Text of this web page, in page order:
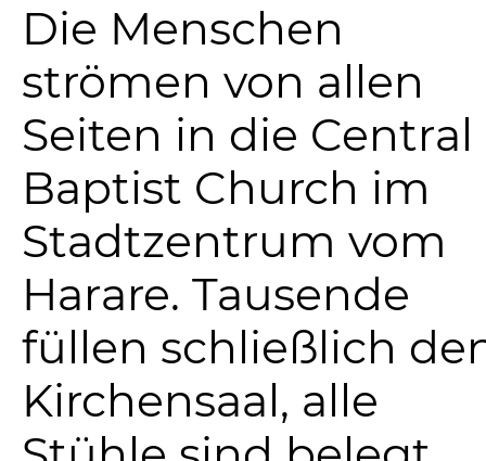
Die Menschen
strömen von allen
Seiten in die Central
Baptist Church im
Stadtzentrum vom
Harare. Tausende
füllen schließlich
Kirchensaal, alle